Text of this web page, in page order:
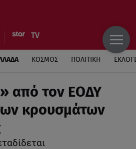
ΚΟΣΜΟΣ ΠΟΛΙΤΙΚΗ
από τον ΕΟΔΥ
κρουσμάτων